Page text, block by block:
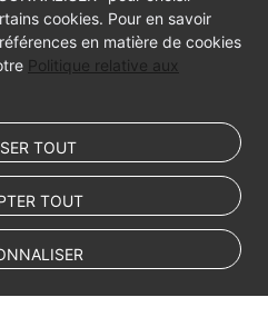
cookies. Pour en savoir
en matière de cookies
Politique relative aux
TOUT
TOUT